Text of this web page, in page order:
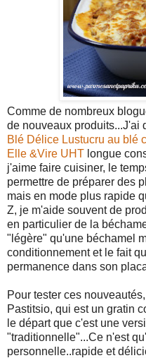
Comme de nombreux
de nouveaux produits...J'ai
Blé Délice Lustucru au blé
Elle &Vire UHT longue
j'aime faire cuisiner, le
permettre de préparer des
mais en mode plus rapide
Z, je m'aide souvent de
en particulier de la
"légère" qu'une béchamel
conditionnement et le fait
permanence dans son
Pour tester ces
Pastitsio, qui est un gratin
le départ que c'est une
"traditionnelle"...Ce n'est
personnelle..rapide et